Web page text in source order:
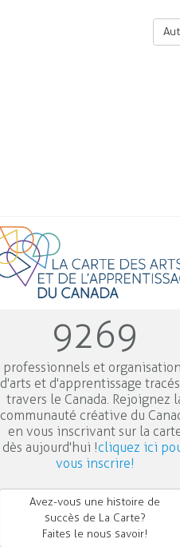
9269
professionnels et
d'arts et d'apprentissage
travers le Canada. Rejoignez
communauté créative du
en vous inscrivant sur la
dès aujourd'hui !cliquez ici
vous inscrire!
Avez-vous une histoire de
succès de La Carte?
Faites le nous savoir!